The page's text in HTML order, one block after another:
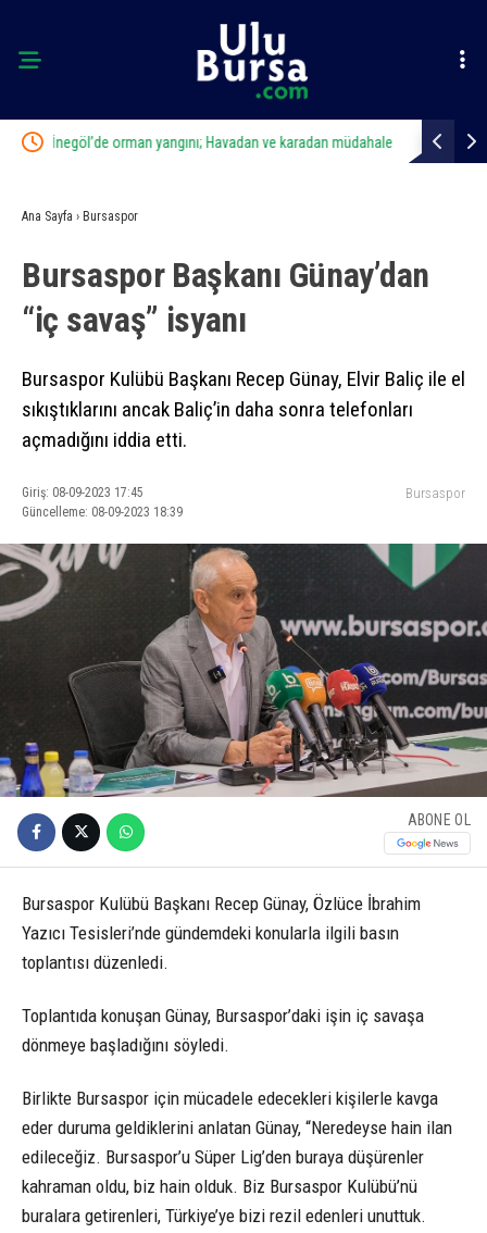
Osmangazi’de geleceğin yüzücüleri sertifikalarını aldı
Ana Sayfa › Bursaspor
Bursaspor Başkanı Günay’dan
“iç savaş” isyanı
Bursaspor Kulübü Başkanı Recep Günay, Elvir Baliç ile el
sıkıştıklarını ancak Baliç’in daha sonra telefonları
açmadığını iddia etti.
Giriş: 08-09-2023 17:45
Güncelleme: 08-09-2023 18:39
Bursaspor
ABONE OL
Bursaspor Kulübü Başkanı Recep Günay, Özlüce İbrahim
Yazıcı Tesisleri’nde gündemdeki konularla ilgili basın
toplantısı düzenledi.
Toplantıda konuşan Günay, Bursaspor’daki işin iç savaşa
dönmeye başladığını söyledi.
Birlikte Bursaspor için mücadele edecekleri kişilerle kavga
eder duruma geldiklerini anlatan Günay, “Neredeyse hain ilan
edileceğiz. Bursaspor’u Süper Lig’den buraya düşürenler
kahraman oldu, biz hain olduk. Biz Bursaspor Kulübü’nü
buralara getirenleri, Türkiye’ye bizi rezil edenleri unuttuk.